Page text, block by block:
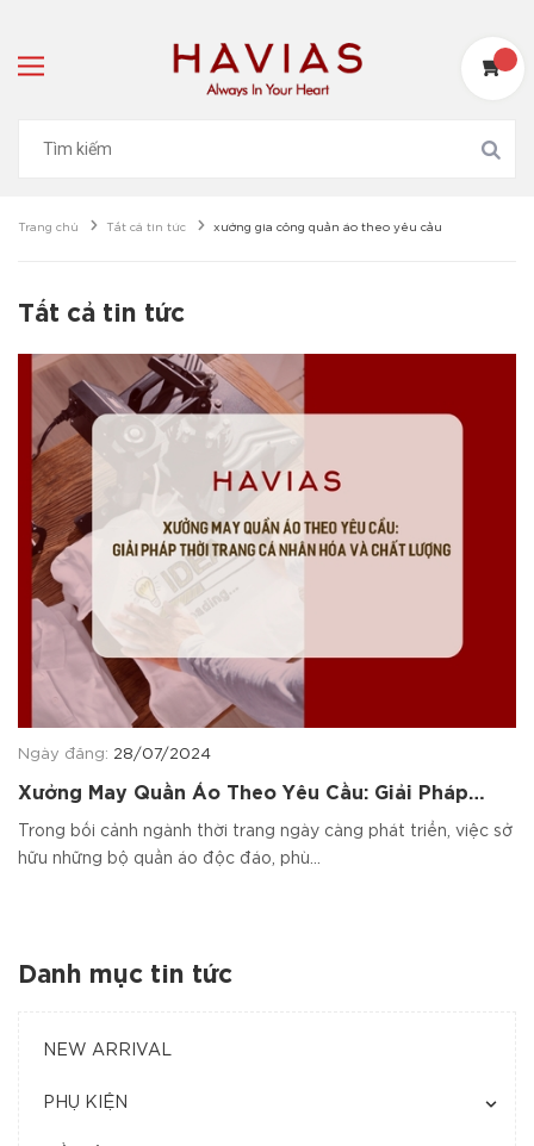
Trang chủ Tất cả tin tức xưởng gia công quần áo theo yêu cầu
Tất cả tin tức
Ngày đăng: 28/07/2024
Xưởng May Quần Áo Theo Yêu Cầu: Giải Pháp
Thời Trang Cá Nhân Hóa và Chất Lượng
Trong bối cảnh ngành thời trang ngày càng phát triển, việc sở
hữu những bộ quần áo độc đáo, phù...
Danh mục tin tức
NEW ARRIVAL
PHỤ KIỆN